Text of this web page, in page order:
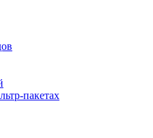
пакетах